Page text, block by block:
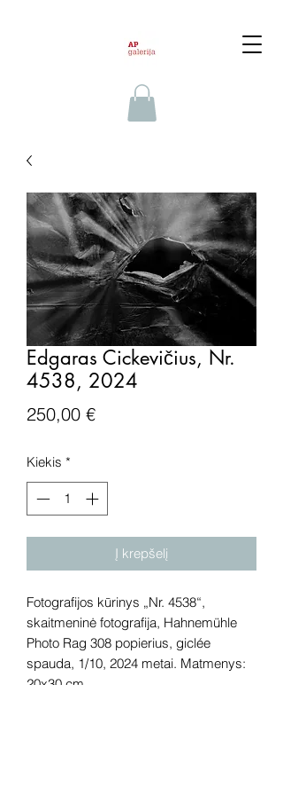
Edgaras Cickevičius, Nr.
4538, 2024
250,00 €Price
Kiekis *
Į krepšelį
Fotografijos kūrinys „Nr. 4538“,
skaitmeninė fotografija, Hahnemühle
Photo Rag 308 popierius, giclée
spauda, 1/10, 2024 metai. Matmenys:
20x30 cm.